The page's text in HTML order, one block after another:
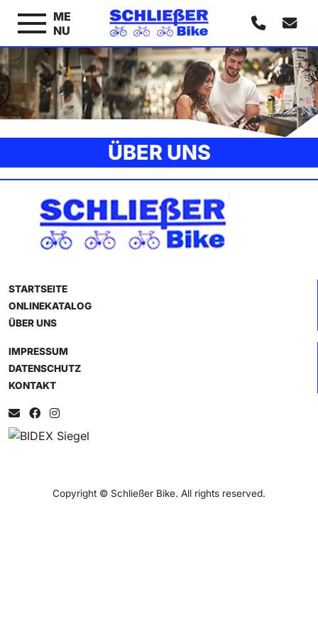
ME
NU
ÜBER UNS
STARTSEITE
ONLINEKATALOG
ÜBER UNS
IMPRESSUM
DATENSCHUTZ
KONTAKT
Copyright © Schließer Bike. All rights reserved.